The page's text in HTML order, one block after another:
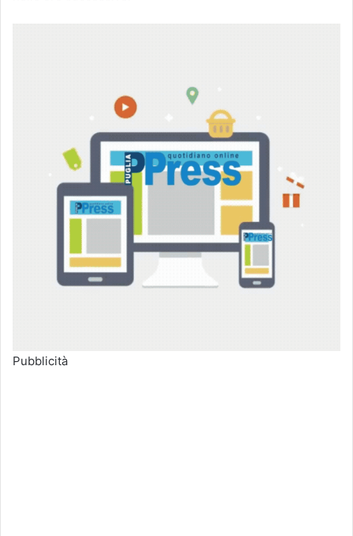
Pubblicità